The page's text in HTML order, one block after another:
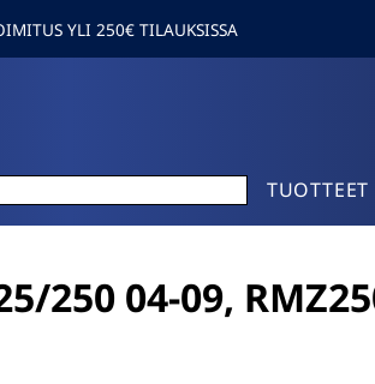
YLI 250€ TILAUKSISSA
TUOTTEET
250 04-09,